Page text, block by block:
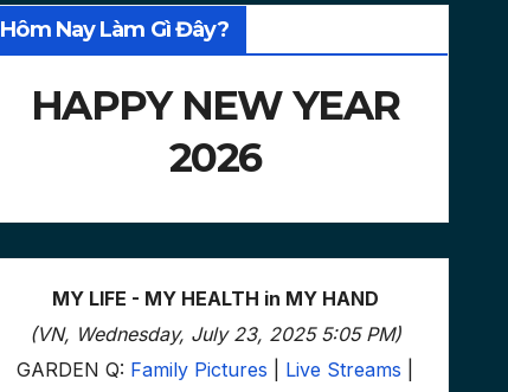
Hôm Nay Làm Gì Đây?
HAPPY NEW YEAR
2026
MY LIFE - MY HEALTH in MY HAND
(VN, Wednesday, July 23, 2025 5:05 PM)
GARDEN Q: Family Pictures Live Streams